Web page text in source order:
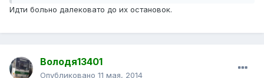
Идти больно далековато до их остановок.
Володя13401
Опубликовано 11 мая, 2014